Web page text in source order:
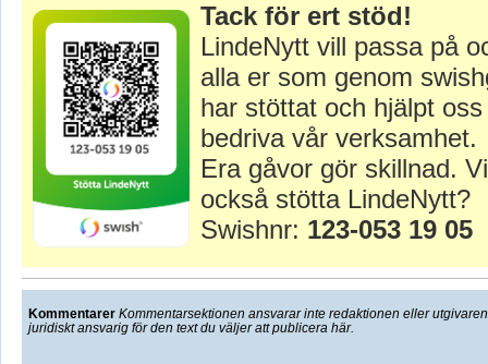
Tack för ert stöd!
LindeNytt vill passa på
alla er som genom
har stöttat och hjälpt
bedriva vår verksamhet.
Era gåvor gör skillnad.
också stötta LindeNytt?
Swishnr: 123-053 19 05
Kommentarer Kommentarsektionen ansvarar inte redaktionen eller
juridiskt ansvarig för den text du väljer att publicera här.